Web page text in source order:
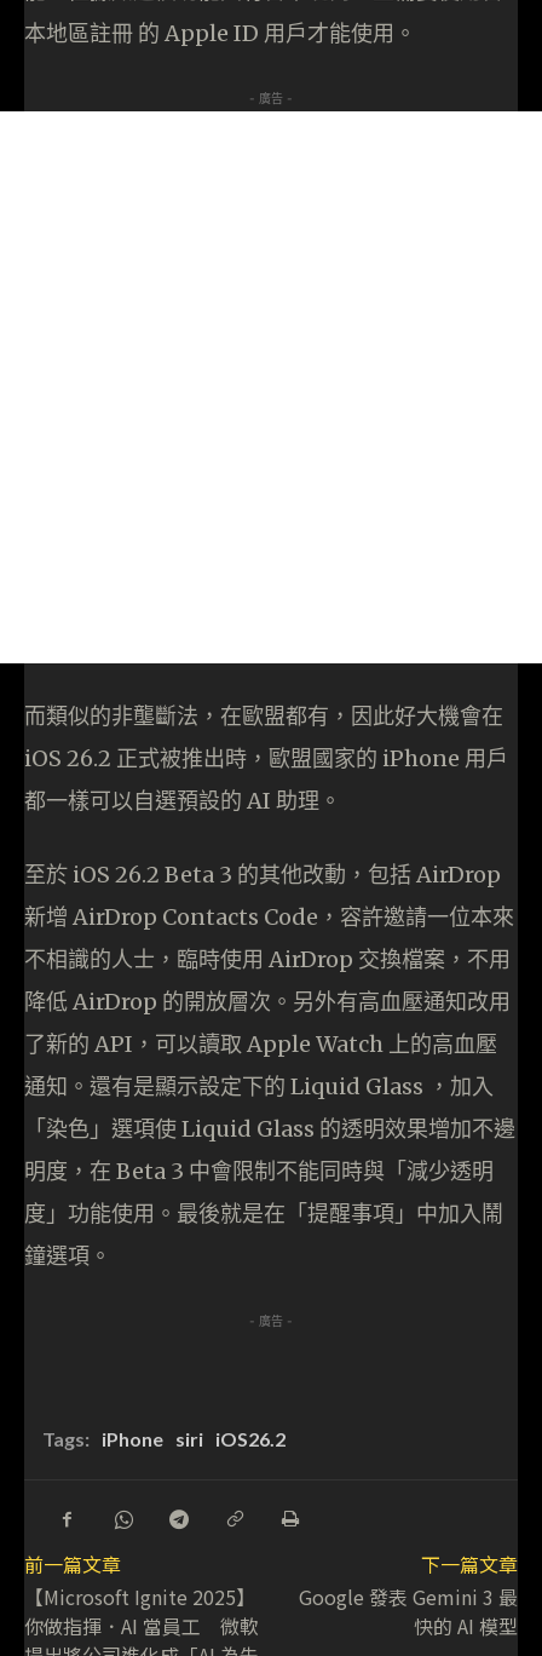
本地區註冊 的 Apple ID 用戶才能使用。
- 廣告 -
而類似的非壟斷法，在歐盟都有，因此好大機會在
iOS 26.2 正式被推出時，歐盟國家的 iPhone 用戶
都一樣可以自選預設的 AI 助理。
至於 iOS 26.2 Beta 3 的其他改動，包括 AirDrop
新增 AirDrop Contacts Code，容許邀請一位本來
不相識的人士，臨時使用 AirDrop 交換檔案，不用
降低 AirDrop 的開放層次。另外有高血壓通知改用
了新的 API，可以讀取 Apple Watch 上的高血壓
通知。還有是顯示設定下的 Liquid Glass ，加入
「染色」選項使 Liquid Glass 的透明效果增加不邊
明度，在 Beta 3 中會限制不能同時與「減少透明
度」功能使用。最後就是在「提醒事項」中加入鬧
鐘選項。
- 廣告 -
Tags: iPhone siri iOS26.2
前一篇文章
【Microsoft Ignite 2025】
你做指揮．AI 當員工 微軟
下一篇文章
Google 發表 Gemini 3 最
快的 AI 模型